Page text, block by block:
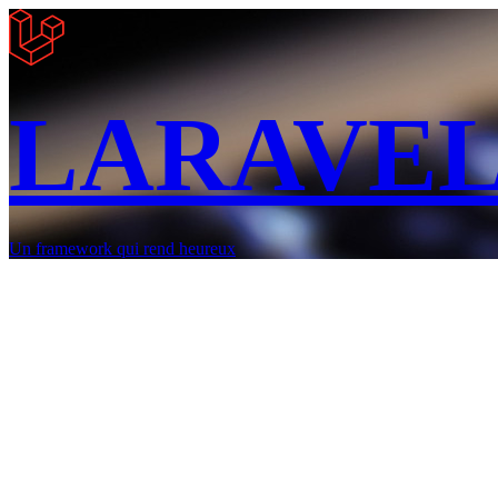
Un framework qui rend heureux